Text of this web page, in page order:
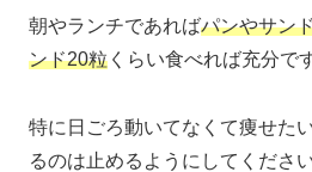
朝やランチであればパンやサン
ンド20粒 くらい食べれば充分で
特に日ごろ動いてなくて痩せた
るのは止めるようにしてください